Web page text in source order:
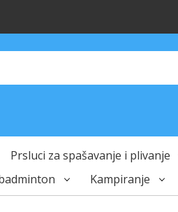
Prsluci za spašavanje i plivanje
Kampiranje